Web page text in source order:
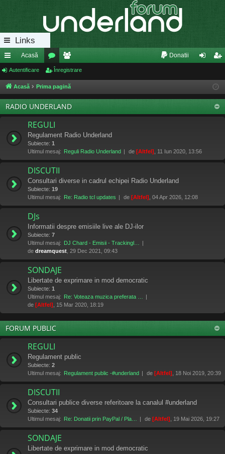
Links
eg
ăt
uri
ra
Acasă
or
u
m
uri
e
m
bri
Donatii
tifi
ca
eg
ist
ra
Autentificare Înregistrare
Acasă Prima pagină
RADIO UNDERLAND
REGULI
Regulament Radio Underland
Subiecte: 1
Ultimul mesaj: Reguli Radio Underland de [Altfel] , 11 Iun 2020, 13:56
DISCUTII
Consultari diverse in cadrul echipei Radio Underland
Subiecte: 19
Ultimul mesaj: Re: Radio tcl updates de [Altfel] , 04 Apr 2026, 12:08
DJs
Informatii despre emisiile live ale DJ-ilor
Subiecte: 7
Ultimul mesaj: DJ Chard - Emisii - Trackingl…
de dreamquest , 29 Dec 2021, 09:43
SONDAJE
Libertate de exprimare in mod democratic
Subiecte: 1
Ultimul mesaj: Re: Voteaza muzica preferata …
de [Altfel] , 15 Mar 2020, 18:19
FORUM PUBLIC
REGULI
Regulament public
Subiecte: 2
Ultimul mesaj: Regulament public -#underland de [Altfel] , 18 Noi 2019, 20:39
DISCUTII
Consultari publice diverse referitoare la canalul #underland
Subiecte: 34
Ultimul mesaj: Re: Donatii prin PayPal / Pla… de [Altfel] , 19 Mai 2026, 19:27
SONDAJE
Libertate de exprimare in mod democratic